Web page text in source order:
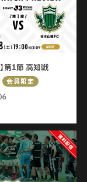
第1節 高知戦
会員限定